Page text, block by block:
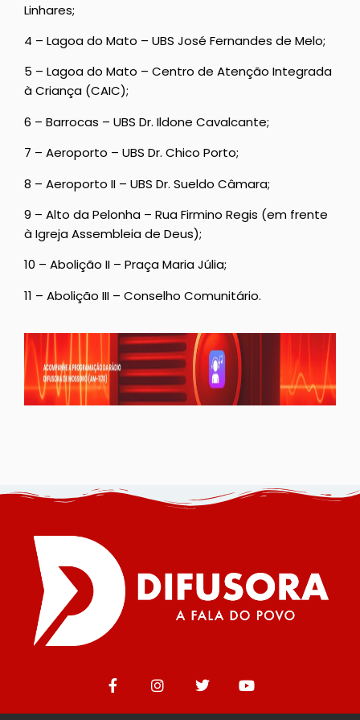
Linhares;
4 – Lagoa do Mato – UBS José Fernandes de Melo;
5 – Lagoa do Mato – Centro de Atenção Integrada
à Criança (CAIC);
6 – Barrocas – UBS Dr. Ildone Cavalcante;
7 – Aeroporto – UBS Dr. Chico Porto;
8 – Aeroporto II – UBS Dr. Sueldo Câmara;
9 – Alto da Pelonha – Rua Firmino Regis (em frente
à Igreja Assembleia de Deus);
10 – Abolição II – Praça Maria Júlia;
11 – Abolição III – Conselho Comunitário.